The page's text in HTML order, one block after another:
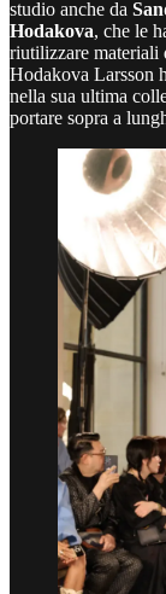
studio anche da
Hodakova, che le
riutilizzare materiali
Hodakova Larsson
nella sua ultima
portare sopra a